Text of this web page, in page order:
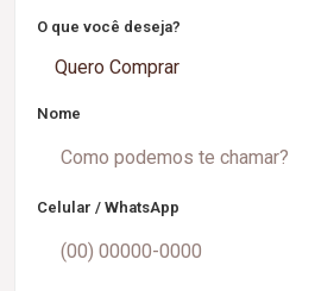
O que você deseja?
Quero Comprar
Nome
Celular / WhatsApp